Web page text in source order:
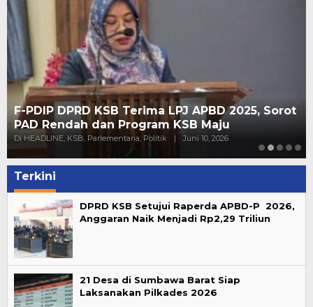
F-PDIP DPRD KSB Terima LPJ APBD 2025, Sorot
PAD Rendah dan Program KSB Maju
Di HEADLINE, KSB, Parlementaria, Politik | Juni 10, 2026
Terkini
DPRD KSB Setujui Raperda APBD-P 2026,
Anggaran Naik Menjadi Rp2,29 Triliun
21 Desa di Sumbawa Barat Siap
Laksanakan Pilkades 2026